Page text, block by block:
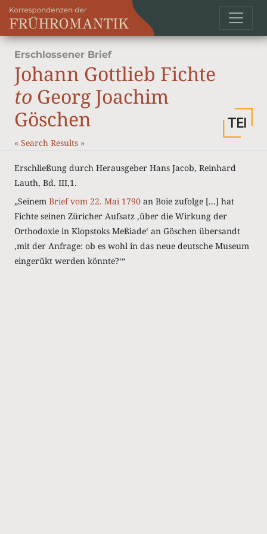
Erschlossener Brief
Johann Gottlieb Fichte
to Georg Joachim
Göschen
« Search Results »
Erschließung durch Herausgeber Hans Jacob, Reinhard
Lauth, Bd. III,1.
„Seinem Brief vom 22. Mai 1790 an Boie zufolge [...] hat
Fichte seinen Züricher Aufsatz ‚über die Wirkung der
Orthodoxie in Klopstoks Meßiade‘ an Göschen übersandt
‚mit der Anfrage: ob es wohl in das neue deutsche Museum
eingerükt werden könnte?‘“